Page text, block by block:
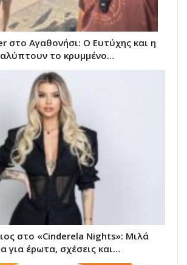
στο Αγαθονήσι: Ο Ευτύχης και η
το κρυμμένο…
στο «Cinderela Nights»: Μιλά
για έρωτα, σχέσεις και…